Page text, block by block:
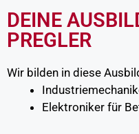
DEINE
PREGLER
Wir bilden in diese
Elektroniker für